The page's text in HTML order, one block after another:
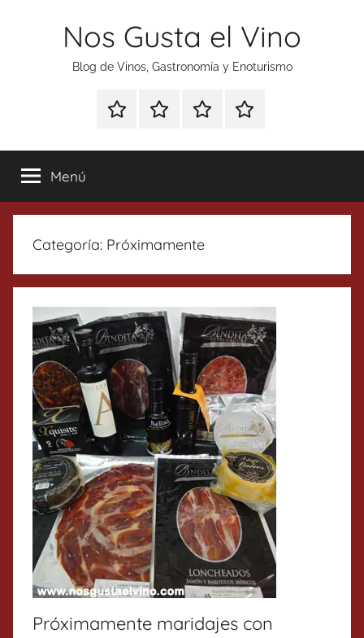
Nos Gusta el Vino
Blog de Vinos, Gastronomía y Enoturismo
Especial
Tonics
Enoturismo
Gastronomía
RankingContacto
Menú
Categoría: Próximamente
Próximamente maridajes con